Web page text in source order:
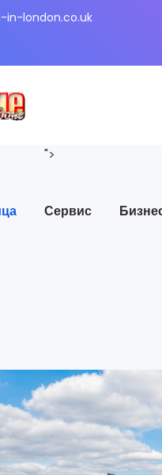
in-london.co.uk
">
Сервис